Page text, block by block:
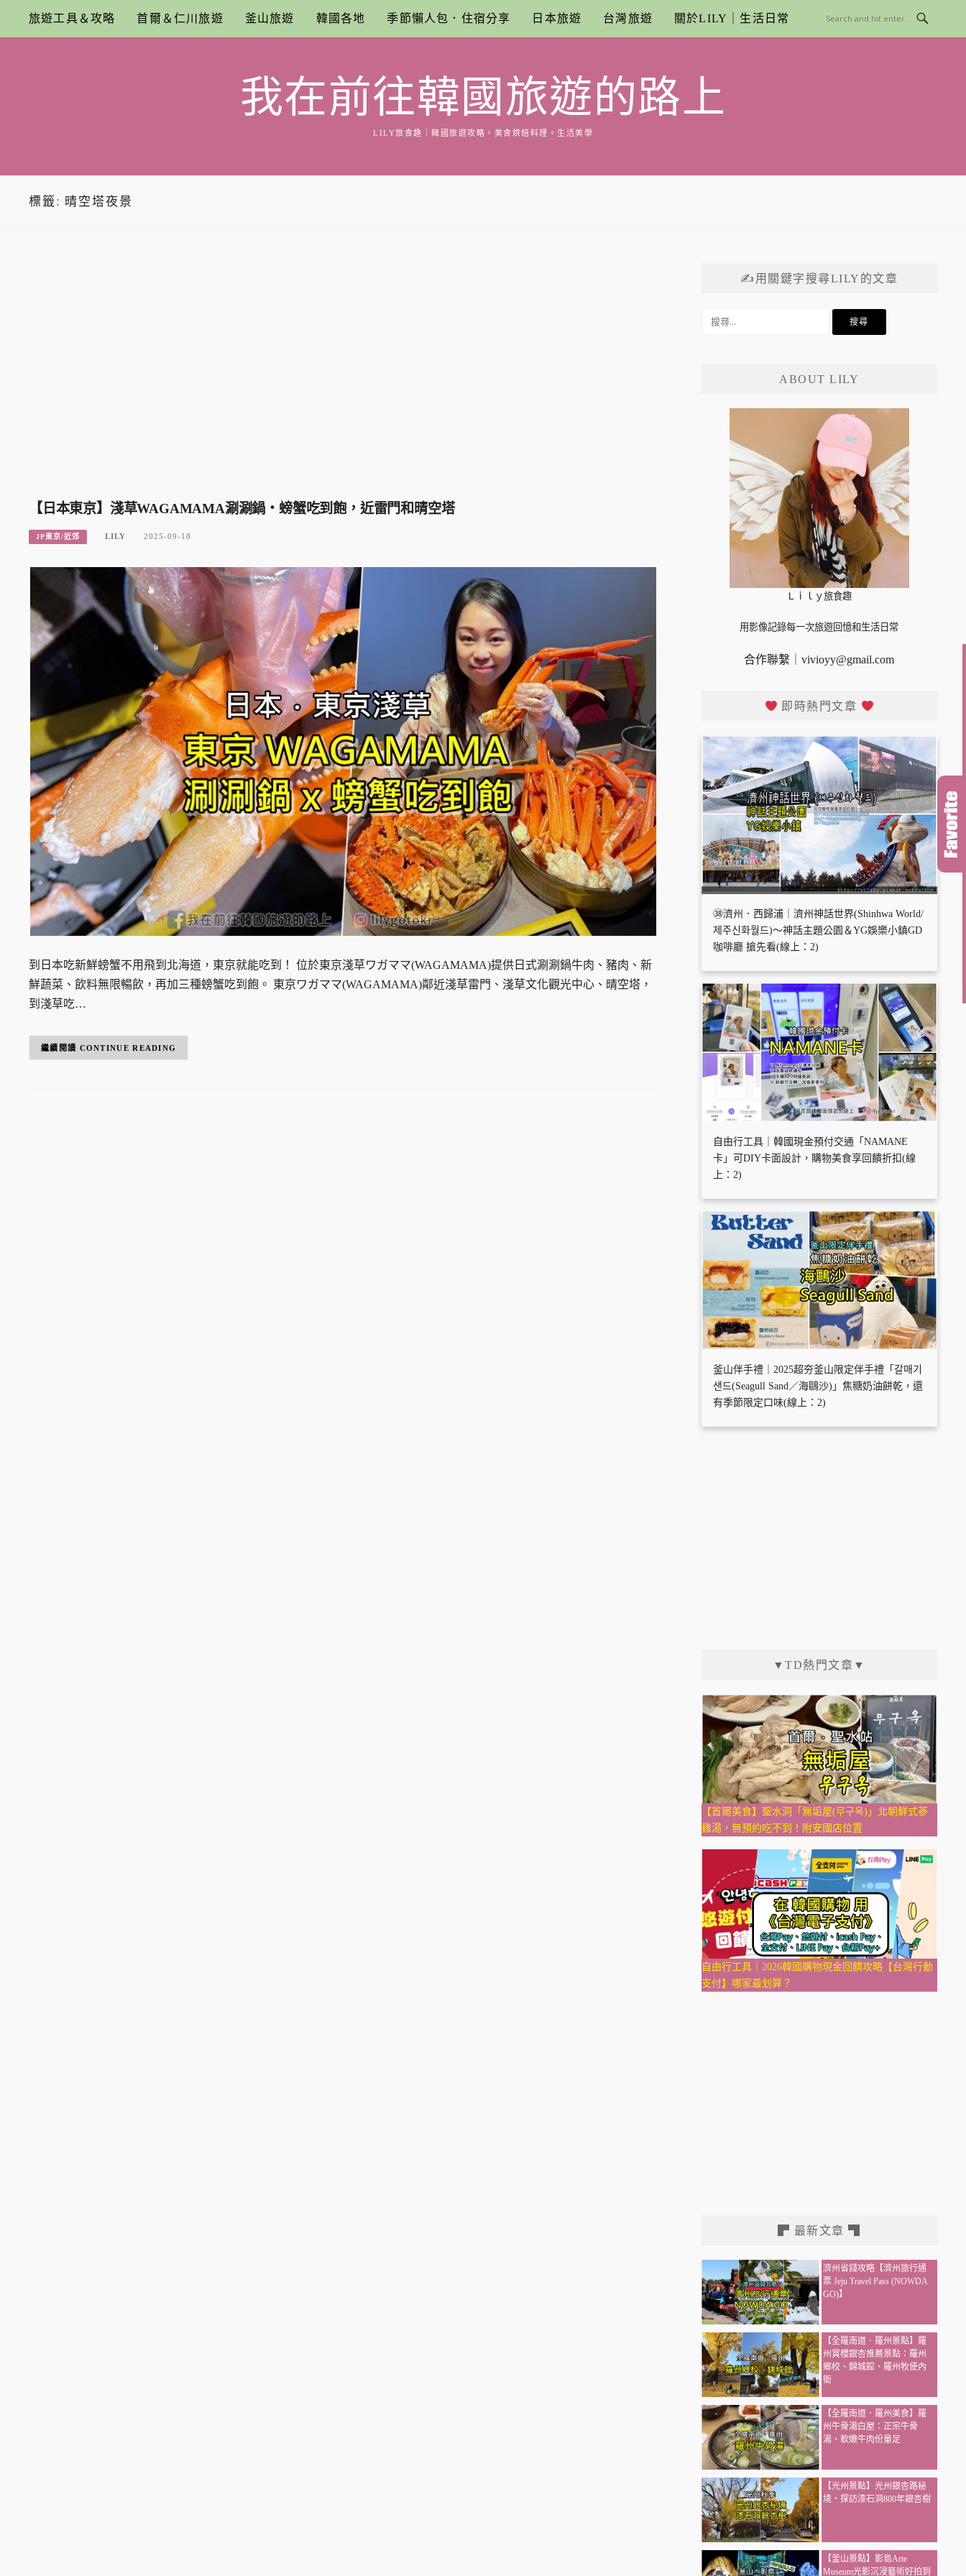
content
旅遊工具＆攻略 首爾＆仁川旅遊 釜山旅遊 韓國各地 季節懶人包．住宿分享 日本旅遊 台灣旅遊 關於LILY｜生活日常
我在前往韓國旅遊的路上
LILY旅食趣｜韓國旅遊攻略。美食烘焙料理。生活美學
標籤: 晴空塔夜景
【日本東京】淺草WAGAMAMA涮涮鍋・螃蟹吃到飽，近雷門和晴空塔
JP東京/近郊 LILY 2025-09-18
到日本吃新鮮螃蟹不用飛到北海道，東京就能吃到！ 位於東京淺草ワガママ(WAGAMAMA)提供日式涮涮鍋牛肉、豬肉、新
鮮蔬菜、飲料無限暢飲，再加三種螃蟹吃到飽。 東京ワガママ(WAGAMAMA)鄰近淺草雷門、淺草文化觀光中心、晴空塔，
到淺草吃…
CONTINUE READING
✍用關鍵字搜尋LILY的文章
ABOUT LILY
Ｌｉｌｙ旅食趣
用影像記錄每一次旅遊回憶和生活日常
合作聯繫｜vivioyy@gmail.com
即時熱門文章
㊳濟州．西歸浦｜濟州神話世界(Shinhwa World/
제주신화월드)～神話主題公園＆YG娛樂小鎮GD
咖啡廳 搶先看(線上：2)
自由行工具｜韓國現金預付交通「NAMANE
卡」可DIY卡面設計，購物美食享回饋折扣(線
上：2)
釜山伴手禮｜2025超夯釜山限定伴手禮「갈매기
샌드(Seagull Sand／海鷗沙)」焦糖奶油餅乾，還
有季節限定口味(線上：2)
▼TD熱門文章▼
【首爾美食】聖水洞「無垢屋(무구옥)」北朝鮮式蔘
雞湯，無預約吃不到！附安國店位置
自由行工具｜2026韓國購物現金回饋攻略【台灣行動
支付】哪家最划算？
▛ 最新文章 ▜
濟州省錢攻略【濟州旅行通
票 Jeju Travel Pass (NOWDA
GO)】
【全羅南道．羅州景點】羅
州賞櫻銀杏推薦景點：羅州
鄉校、錦城館、羅州牧使內
衙
【全羅南道．羅州美食】羅
州牛骨湯白屋：正宗牛骨
湯、軟嫩牛肉份量足
【光州景點】光州銀杏路秘
境・探訪漆石洞800年銀杏樹
【釜山景點】影島Arte
Museum光影沉浸藝術好拍到